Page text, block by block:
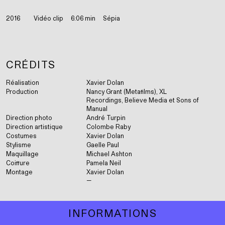
Cercueil, tabarnak!
Code 13
College Boy (Indochine)
Corps contrarié
Corps étrangers
Diego Star
État sauvage
Falcon Lake
2016 Vidéo clip 6:06 min Sépia
CRÉDITS
Réalisation
Xavier Dolan
Production
Nancy Grant (Metafilms), XL
Recordings, Believe Media et Sons of
Manual
Direction photo
André Turpin
Direction artistique
Colombe Raby
Costumes
Xavier Dolan
Stylisme
Gaelle Paul
Maquillage
Michael Ashton
Coiffure
Pamela Neil
Montage
Xavier Dolan
INFORMATIONS